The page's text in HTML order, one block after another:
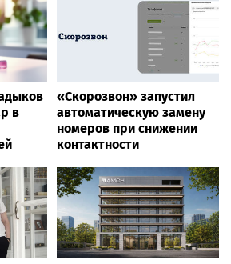
в
«Скорозвон» запустил
автоматическую замену
номеров при снижении
контактности